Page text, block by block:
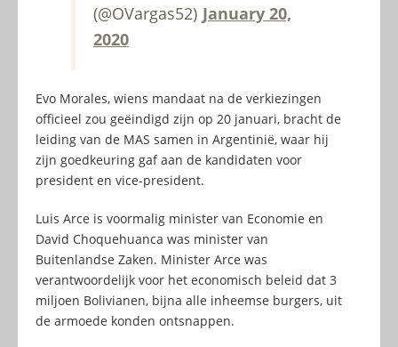
(@OVargas52) January 20,
2020
Evo Morales, wiens mandaat na de verkiezingen
officieel zou geëindigd zijn op 20 januari, bracht de
leiding van de MAS samen in Argentinië, waar hij
zijn goedkeuring gaf aan de kandidaten voor
president en vice-president.
Luis Arce is voormalig minister van Economie en
David Choquehuanca was minister van
Buitenlandse Zaken. Minister Arce was
verantwoordelijk voor het economisch beleid dat 3
miljoen Bolivianen, bijna alle inheemse burgers, uit
de armoede konden ontsnappen.